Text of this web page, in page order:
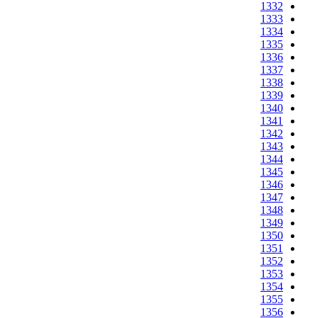
1332
1333
1334
1335
1336
1337
1338
1339
1340
1341
1342
1343
1344
1345
1346
1347
1348
1349
1350
1351
1352
1353
1354
1355
1356